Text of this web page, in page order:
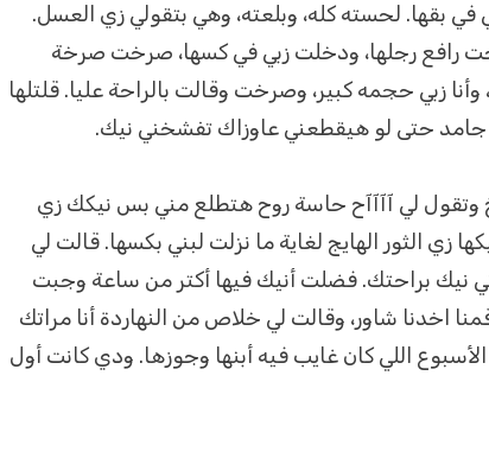
بقها. لحسته كله، وبلعته، وهي بتقولي زي العسل.
رافع رجلها، ودخلت زبي في كسها، صرخت صرخة
زبي حجمه كبير، وصرخت وقالت بالراحة عليا. قلتلها
حتى لو هيقطعني عاوزاك تفشخني نيك.
لي آآآآح حاسة روح هتطلع مني بس نيكك زي
زي الثور الهايج لغاية ما نزلت لبني بكسها. قالت لي
براحتك. فضلت أنيك فيها أكتر من ساعة وجبت
اخدنا شاور، وقالت لي خلاص من النهاردة أنا مراتك
اللي كان غايب فيه أبنها وجوزها. ودي كانت أول